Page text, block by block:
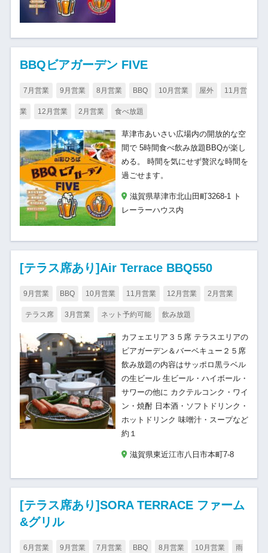
BBQビアガーデン FIVE
7月営業 9月営業 8月営業 BBQ 10月営業 屋外 11月営
業 12月営業 2月営業 食べ放題
草津市あいさい広場内の開放的な空
間で 5時間食べ飲み放題BBQが楽し
める。 時間を気にせず贅沢な時間を
過ごせます。
滋賀県草津市北山田町3268-1 ト
レーラーハウス内
[テラス席あり]Air Terrace BBQ550
9月営業 BBQ 10月営業 11月営業 12月営業 2月営業
テラス席 3月営業 ネット予約可能 飲み放題
カフェエリア３５席 テラスエリアの
ビアガーデン＆バーベキュー２５席
飲み放題の内容はサッポロ黒ラベル
の生ビール 生ビール・ハイボール・
サワーの他に カクテルコンク・ワイ
ン・焼酎 日本酒・ソフトドリンク・
ホットドリンク 味噌汁・スープなど
約１
滋賀県東近江市八日市本町7-8
[テラス席あり]SORA TERRACE ファーム
&グリル
6月営業 9月営業 7月営業 BBQ 8月営業 10月営業 雨